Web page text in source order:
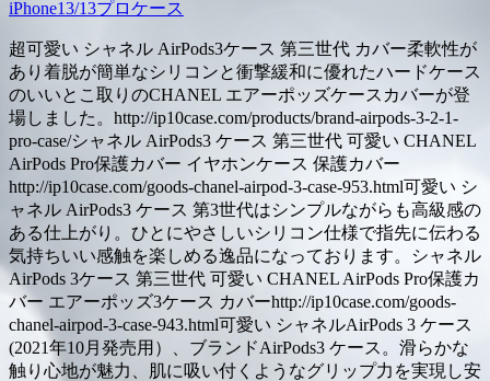
iPhone13/13プロケース
超可愛い シャネル AirPods3ケース 第三世代 カバー柔軟性が
あり着脱が簡単なシリコンと衝撃緩和に優れたハードケース
のいいとこ取りのCHANEL エアーポッズケースカバーが登
場しました。http://ip10case.com/products/brand-airpods-3-2-1-
pro-case/シャネル AirPods3 ケース 第三世代 可愛い CHANEL
AirPods Pro保護カバー イヤホンケース 保護カバー
http://ip10case.com/goods-chanel-airpod-3-case-953.html可愛い シ
ャネル AirPods3 ケース 第3世代はシンプルながらも高級感の
ある仕上がり。ひとにやさしいシリコン仕様で指先に伝わる
気持ちいい感触を楽しめる逸品になっております。シャネル
AirPods 3ケース 第三世代 可愛い CHANEL AirPods Pro保護カ
バー エアーポッズ3ケース カバーhttp://ip10case.com/goods-
chanel-airpod-3-case-943.html可愛い シャネルAirPods 3 ケース
(2021年10月発売用）、ブランドAirPods3 ケース。滑らかな
触り心地が魅力、肌に吸い付くようなグリップ力を実現し安